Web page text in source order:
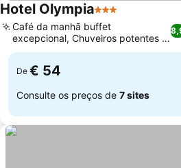
Hotel Olympia3 Estrelas
Café da manhã buffet
excepcional, Chuveiros potentes e
refrescantes
De € 54
Consulte os preços de 7 sites